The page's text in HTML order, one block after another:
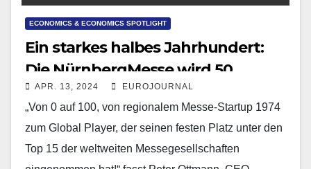
ECONOMICS & ECONOMICS SPOTLIGHT
Ein starkes halbes Jahrhundert:
Die NürnbergMesse wird 50
APR. 13, 2024 EUROJOURNAL
„Von 0 auf 100, von regionalem Messe-Startup 1974
zum Global Player, der seinen festen Platz unter den
Top 15 der weltweiten Messegesellschaften